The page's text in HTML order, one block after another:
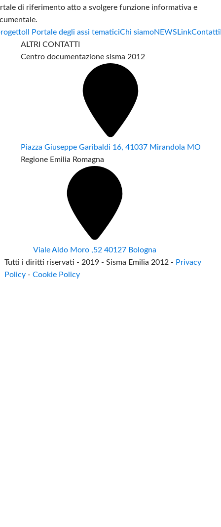
di riferimento atto a svolgere funzione informativa e
Il Portale degli assi tematiciChi siamoNEWS LinkContatti
ALTRI CONTATTI
Centro documentazione sisma 2012
Piazza Giuseppe Garibaldi 16, 41037 Mirandola MO
Regione Emilia Romagna
Viale Aldo Moro ,52 40127 Bologna
Tutti i diritti riservati - 2019 - Sisma Emilia 2012 - Privacy
Policy -Cookie Policy